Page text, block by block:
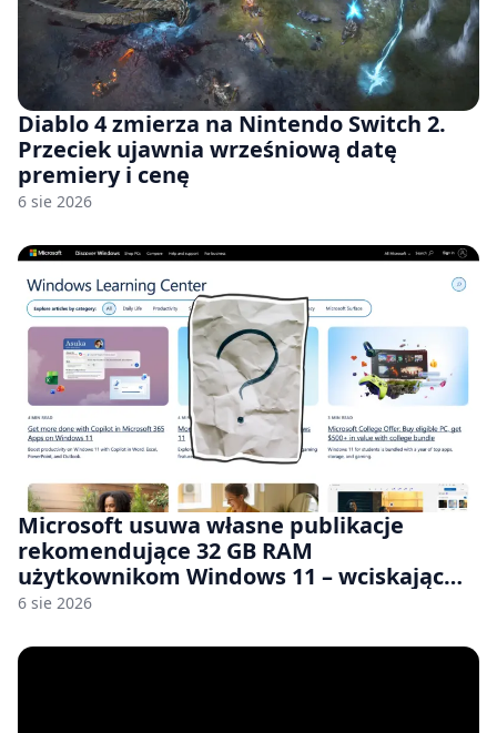
Diablo 4 zmierza na Nintendo Switch 2.
Przeciek ujawnia wrześniową datę
premiery i cenę
6 sie 2026
Microsoft usuwa własne publikacje
rekomendujące 32 GB RAM
użytkownikom Windows 11 – wciskając
nam przy tym komputery z 8 GB RAM po
6 sie 2026